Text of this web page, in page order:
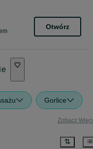
Otwórz
Gorlice
Zobacz